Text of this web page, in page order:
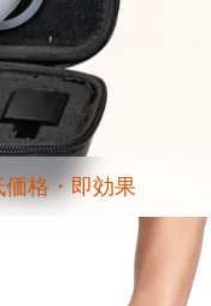
格・即効果